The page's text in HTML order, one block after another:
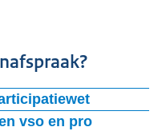
het wettelijk minimumloon
vso en pro